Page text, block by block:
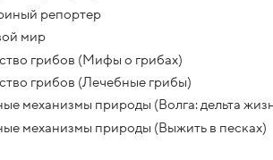
репортер
мир
грибов (Мифы о грибах)
грибов (Лечебные грибы)
механизмы природы (Волга: дельта
механизмы природы (Выжить в песках)